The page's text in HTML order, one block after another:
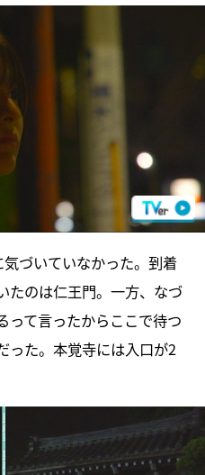
づいていなかった。到着
たのは仁王門。一方、なづ
って言ったからここで待つ
った。本覚寺には入口が2